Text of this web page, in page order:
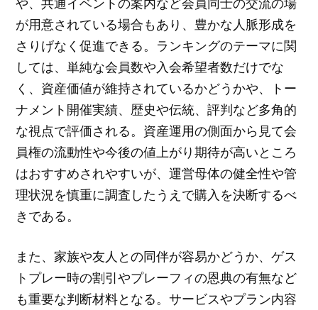
が用意されている場合もあり、豊かな人脈形成を
さりげなく促進できる。ランキングのテーマに関
しては、単純な会員数や入会希望者数だけでな
く、資産価値が維持されているかどうかや、トー
ナメント開催実績、歴史や伝統、評判など多角的
な視点で評価される。資産運用の側面から見て会
員権の流動性や今後の値上がり期待が高いところ
はおすすめされやすいが、運営母体の健全性や管
理状況を慎重に調査したうえで購入を決断するべ
きである。
また、家族や友人との同伴が容易かどうか、ゲス
トプレー時の割引やプレーフィの恩典の有無など
も重要な判断材料となる。サービスやプラン内容